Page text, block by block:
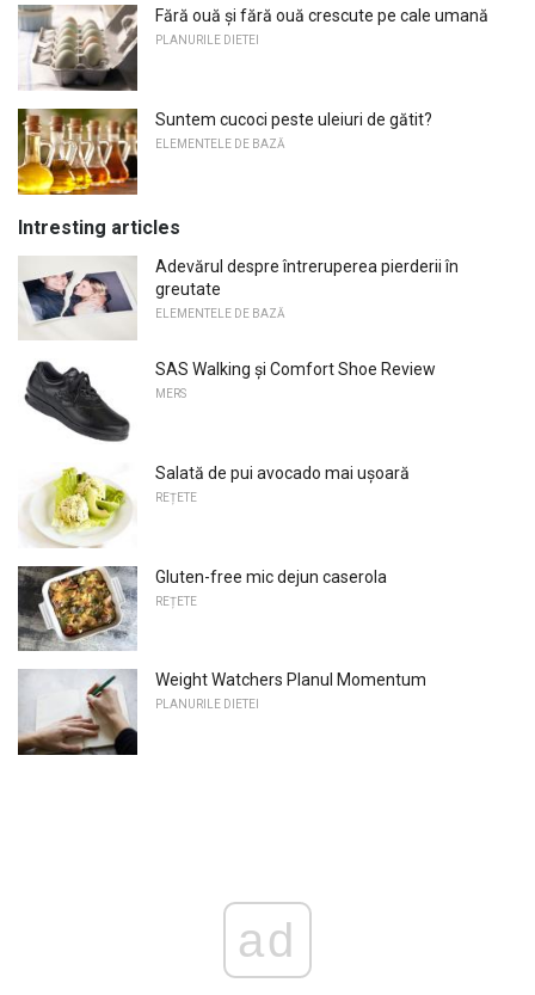
Fără ouă și fără ouă crescute pe cale umană
PLANURILE DIETEI
Suntem cucoci peste uleiuri de gătit?
ELEMENTELE DE BAZĂ
Intresting articles
Adevărul despre întreruperea pierderii în
greutate
ELEMENTELE DE BAZĂ
SAS Walking și Comfort Shoe Review
MERS
Salată de pui avocado mai ușoară
REȚETE
Gluten-free mic dejun caserola
REȚETE
Weight Watchers Planul Momentum
PLANURILE DIETEI
ad